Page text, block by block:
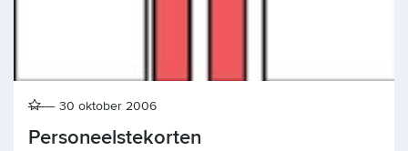
Personeelstekorten
30 oktober 2006